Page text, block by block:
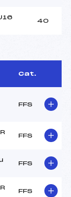
40
Cat.
FFS
FFS
FFS
FFS